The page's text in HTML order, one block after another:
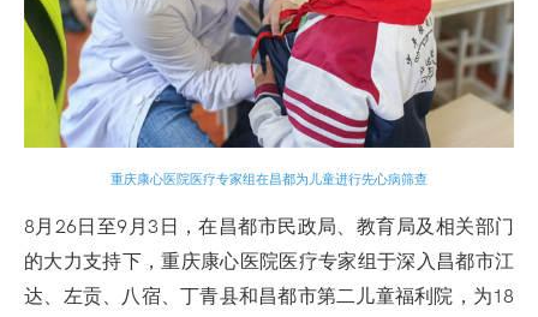
重庆康心医院医疗专家组在昌都为儿童进行先心病筛查
8月26日至9月3日，在昌都市民政局、教育局及相关部门
的大力支持下，重庆康心医院医疗专家组于深入昌都市江
达、左贡、八宿、丁青县和昌都市第二儿童福利院，为18